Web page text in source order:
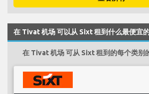
在 Tivat 机场 可以从 Sixt 租到什么最便宜
在 Tivat 机场 可从 Sixt 租到的每个类别